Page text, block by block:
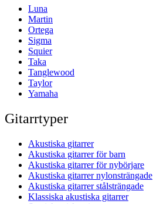
Luna
Martin
Ortega
Sigma
Squier
Taka
Tanglewood
Taylor
Yamaha
Gitarrtyper
Akustiska gitarrer
Akustiska gitarrer för barn
Akustiska gitarrer för nybörjare
Akustiska gitarrer nylonsträngade
Akustiska gitarrer stålsträngade
Klassiska akustiska gitarrer